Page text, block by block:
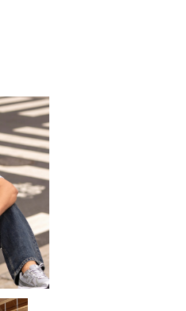
袖 T
アメ
ーリ
プス
個性
ou
俠